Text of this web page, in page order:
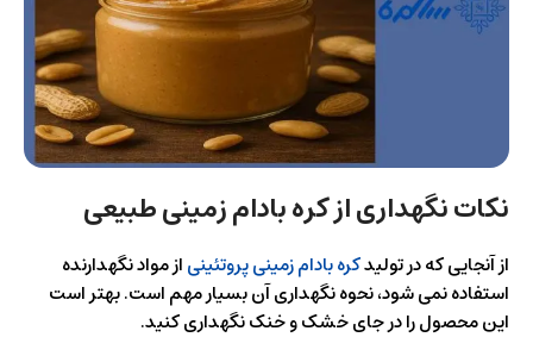
نکات نگهداری از کره بادام زمینی طبیعی
از آنجایی که در تولیدکره بادام زمینی پروتئینیاز مواد نگهدارنده
استفاده نمی‌ شود، نحوه نگهداری آن بسیار مهم است. بهتر است
این محصول را در جای خشک و خنک نگهداری کنید.